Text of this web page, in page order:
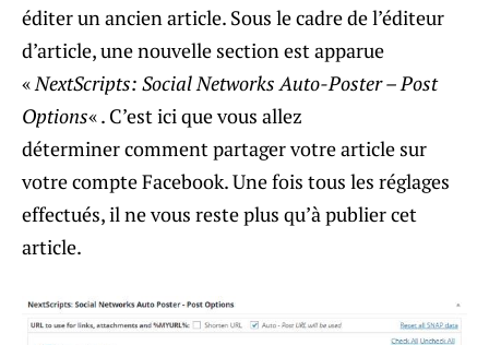
éditer un ancien article. Sous le cadre de l’éditeur
d’article, une nouvelle section est apparue
«NextScripts: Social Networks Auto-Poster – Post
Options« . C’est ici que vous allez
déterminer comment partager votre article sur
votre compte Facebook. Une fois tous les réglages
effectués, il ne vous reste plus qu’à publier cet
article.